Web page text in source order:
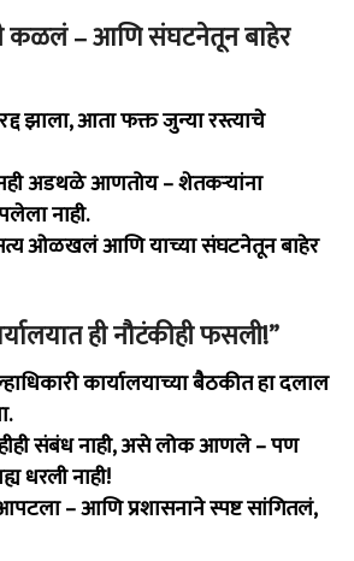
कळलं – आणि संघटनेतून बाहेर
झाला, आता फक्त जुन्या रस्त्याचे
अडथळे आणतोय – शेतकऱ्यांना
नाही.
ओळखलं आणि याच्या संघटनेतून बाहेर
ही नौटंकीही फसली!”
कार्यालयाच्या बैठकीत हा दलाल
संबंध नाही, असे लोक आणले – पण
धरली नाही!
– आणि प्रशासनाने स्पष्ट सांगितलं,